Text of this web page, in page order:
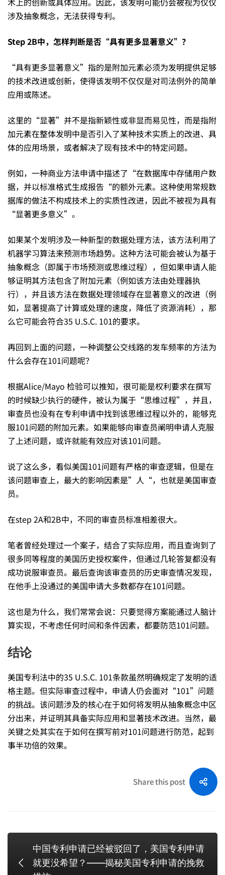
涉及抽象概念，无法获得专利。
Step 2B中， 怎样判断是否“具有更多显著意义”？
“具有更多显著意义”指的是附加元素必须为发明提供足够
的技术改进或创新，使得该发明不仅仅是对司法例外的简单
应用或陈述。
这里的“显著”并不是指新颖性或非显而易见性，而是指附
加元素在整体发明中是否引入了某种技术实质上的改进、具
体的应用场景，或者解决了现有技术中的特定问题。
例如，一种商业方法申请中描述了“在数据库中存储用户数
据，并以标准格式生成报告“的额外元素。这种使用常规数
据库的做法不构成技术上的实质性改进，因此不被视为具有
“显著更多意义”。
如果某个发明涉及一种新型的数据处理方法，该方法利用了
机器学习算法来预测市场趋势。这种方法可能会被认为基于
抽象概念（即属于市场预测或思维过程），但如果申请人能
够证明其方法包含了附加元素（例如该方法由处理器执
行），并且该方法在数据处理领域存在显著意义的改进（例
如，显著提高了计算或处理的速度，降低了资源消耗），那
么它可能会符合35 U.S.C. 101的要求。
再回到上面的问题，一种调整公交线路的发车频率的方法为
什么会存在101问题呢？
根据Alice/Mayo 检验可以推知，很可能是权利要求在撰写
的时候缺少执行的硬件，被认为属于“思维过程”，并且，
审查员也没有在专利申请中找到该思维过程以外的，能够克
服101问题的附加元素。如果能够向审查员阐明申请人克服
了上述问题，或许就能有效应对该101问题。
说了这么多，看似美国101问题有严格的审查逻辑，但是在
该问题审查上，最大的影响因素是”人“，也就是美国审查
员。
在step 2A和2B中，不同的审查员标准相差很大。
笔者曾经处理过一个案子，结合了实际应用，而且查询到了
很多同等程度的美国历史授权案件，但通过几轮答复都没有
成功说服审查员。最后查询该审查员的历史审查情况发现，
在他手上没通过的美国申请大多数都存在101问题。
这也是为什么，我们常常会说：只要觉得方案能通过人脑计
算实现，不考虑任何时间和条件因素，都要防范101问题。
结论
美国专利法中的35 U.S.C. 101条款虽然明确规定了发明的适
格主题。但实际审查过程中，申请人仍会面对“101”问题
的挑战。该问题涉及的核心在于如何将发明从抽象概念中区
分出来，并证明其具备实际应用和显著技术改进。当然，最
关键之处其实在于如何在撰写前对101问题进行防范，起到
事半功倍的效果。
Share this post
中国专利申请已经被驳回了，美国专利申请
就更没希望？——揭秘美国专利申请的挽救